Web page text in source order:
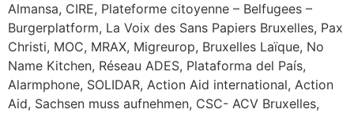
Almansa, CIRE, Plateforme citoyenne – Belfugees –
Burgerplatform, La Voix des Sans Papiers Bruxelles, Pax
Christi, MOC, MRAX, Migreurop, Bruxelles Laïque, No
Name Kitchen, Réseau ADES, Plataforma del País,
Alarmphone, SOLIDAR, Action Aid international, Action
Aid, Sachsen muss aufnehmen, CSC- ACV Bruxelles,